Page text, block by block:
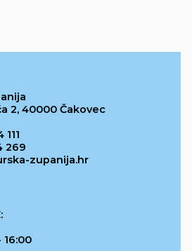
2, 40000 Čakovec
269
zupanija.hr
16:00